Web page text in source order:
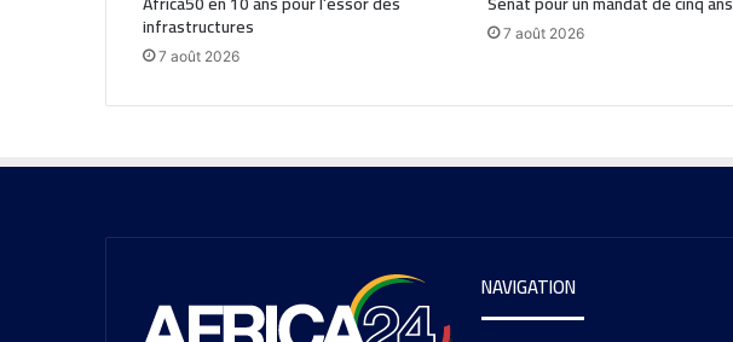
infrastructures
7 août 2026
7 août 2026
NAVIGATION